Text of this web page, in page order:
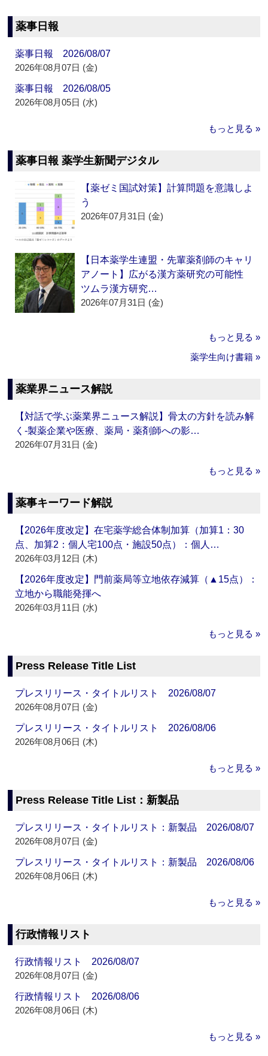
薬事日報
薬事日報 2026/08/07
2026年08月07日 (金)
薬事日報 2026/08/05
2026年08月05日 (水)
もっと見る »
薬事日報 薬学生新聞デジタル
【薬ゼミ国試対策】計算問題を意識しよ
う
2026年07月31日 (金)
【日本薬学生連盟・先輩薬剤師のキャリ
アノート】広がる漢方薬研究の可能性
ツムラ漢方研究…
2026年07月31日 (金)
もっと見る »
薬学生向け書籍 »
薬業界ニュース解説
【対話で学ぶ薬業界ニュース解説】骨太の方針を読み解
く‐製薬企業や医療、薬局・薬剤師への影…
2026年07月31日 (金)
もっと見る »
薬事キーワード解説
【2026年度改定】在宅薬学総合体制加算（加算1：30
点、加算2：個人宅100点・施設50点）：個人…
2026年03月12日 (木)
【2026年度改定】門前薬局等立地依存減算（▲15点）：
立地から職能発揮へ
2026年03月11日 (水)
もっと見る »
Press Release Title List
プレスリリース・タイトルリスト 2026/08/07
2026年08月07日 (金)
プレスリリース・タイトルリスト 2026/08/06
2026年08月06日 (木)
もっと見る »
Press Release Title List：新製品
プレスリリース・タイトルリスト：新製品 2026/08/07
2026年08月07日 (金)
プレスリリース・タイトルリスト：新製品 2026/08/06
2026年08月06日 (木)
もっと見る »
行政情報リスト
行政情報リスト 2026/08/07
2026年08月07日 (金)
行政情報リスト 2026/08/06
2026年08月06日 (木)
もっと見る »